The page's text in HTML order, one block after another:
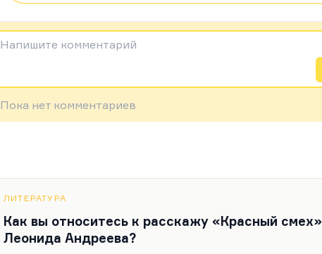
Напишите комментарий
Пока нет комментариев
ЛИТЕРАТУРА
Как вы относитесь к расскажу «Красный смех»
Леонида Андреева?